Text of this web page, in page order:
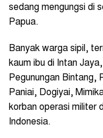
sedang mengungsi di
Papua.
Banyak warga sipil,
kaum ibu di Intan
Pegunungan Bintang,
Paniai, Dogiyai,
korban operasi militer
Indonesia.